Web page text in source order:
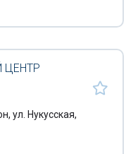
ЦЕНТР
ул. Нукусская,